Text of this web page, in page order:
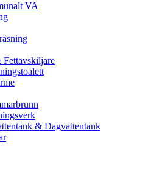
VA
& Dagvattentank